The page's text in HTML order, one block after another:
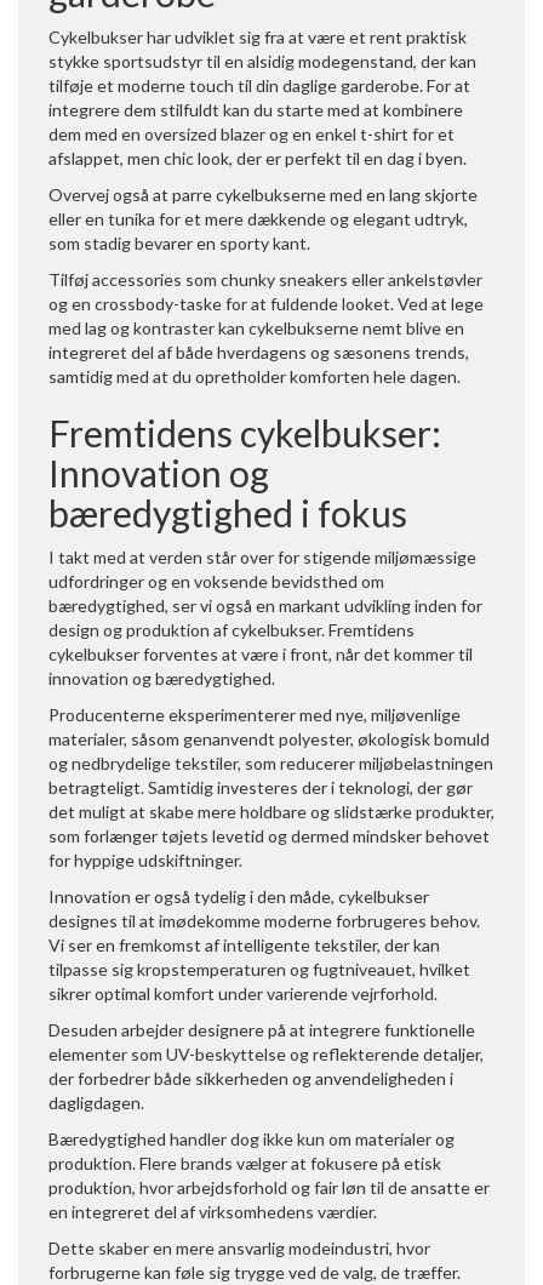
Cykelbukser har udviklet sig fra at være et rent praktisk
stykke sportsudstyr til en alsidig modegenstand, der kan
tilføje et moderne touch til din daglige garderobe. For at
integrere dem stilfuldt kan du starte med at kombinere
dem med en oversized blazer og en enkel t-shirt for et
afslappet, men chic look, der er perfekt til en dag i byen.
Overvej også at parre cykelbukserne med en lang skjorte
eller en tunika for et mere dækkende og elegant udtryk,
som stadig bevarer en sporty kant.
Tilføj accessories som chunky sneakers eller ankelstøvler
og en crossbody-taske for at fuldende looket. Ved at lege
med lag og kontraster kan cykelbukserne nemt blive en
integreret del af både hverdagens og sæsonens trends,
samtidig med at du opretholder komforten hele dagen.
Fremtidens cykelbukser:
Innovation og
bæredygtighed i fokus
I takt med at verden står over for stigende miljømæssige
udfordringer og en voksende bevidsthed om
bæredygtighed, ser vi også en markant udvikling inden for
design og produktion af cykelbukser. Fremtidens
cykelbukser forventes at være i front, når det kommer til
innovation og bæredygtighed.
Producenterne eksperimenterer med nye, miljøvenlige
materialer, såsom genanvendt polyester, økologisk bomuld
og nedbrydelige tekstiler, som reducerer miljøbelastningen
betragteligt. Samtidig investeres der i teknologi, der gør
det muligt at skabe mere holdbare og slidstærke produkter,
som forlænger tøjets levetid og dermed mindsker behovet
for hyppige udskiftninger.
Innovation er også tydelig i den måde, cykelbukser
designes til at imødekomme moderne forbrugeres behov.
Vi ser en fremkomst af intelligente tekstiler, der kan
tilpasse sig kropstemperaturen og fugtniveauet, hvilket
sikrer optimal komfort under varierende vejrforhold.
Desuden arbejder designere på at integrere funktionelle
elementer som UV-beskyttelse og reflekterende detaljer,
der forbedrer både sikkerheden og anvendeligheden i
dagligdagen.
Bæredygtighed handler dog ikke kun om materialer og
produktion. Flere brands vælger at fokusere på etisk
produktion, hvor arbejdsforhold og fair løn til de ansatte er
en integreret del af virksomhedens værdier.
Dette skaber en mere ansvarlig modeindustri, hvor
forbrugerne kan føle sig trygge ved de valg, de træffer.